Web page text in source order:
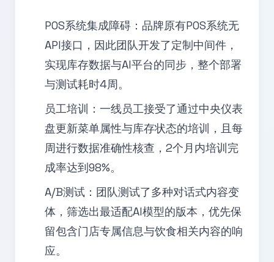
POS系统集成障碍：品牌原有POS系统无
API接口，因此团队开发了定制中间件，
实现库存数据与AI平台的同步，整个部署
与测试耗时4周。
员工培训：一线员工接受了通过中央仪表
盘更新菜单属性与库存状态的培训，且每
周进行数据准确性核查，2个月内培训完
成率达到98%。
A/B测试：团队测试了多种对话式内容变
体，筛选出最适配AI模型的版本，优先保
留包含门店专属信息与饮食相关内容的响
应。